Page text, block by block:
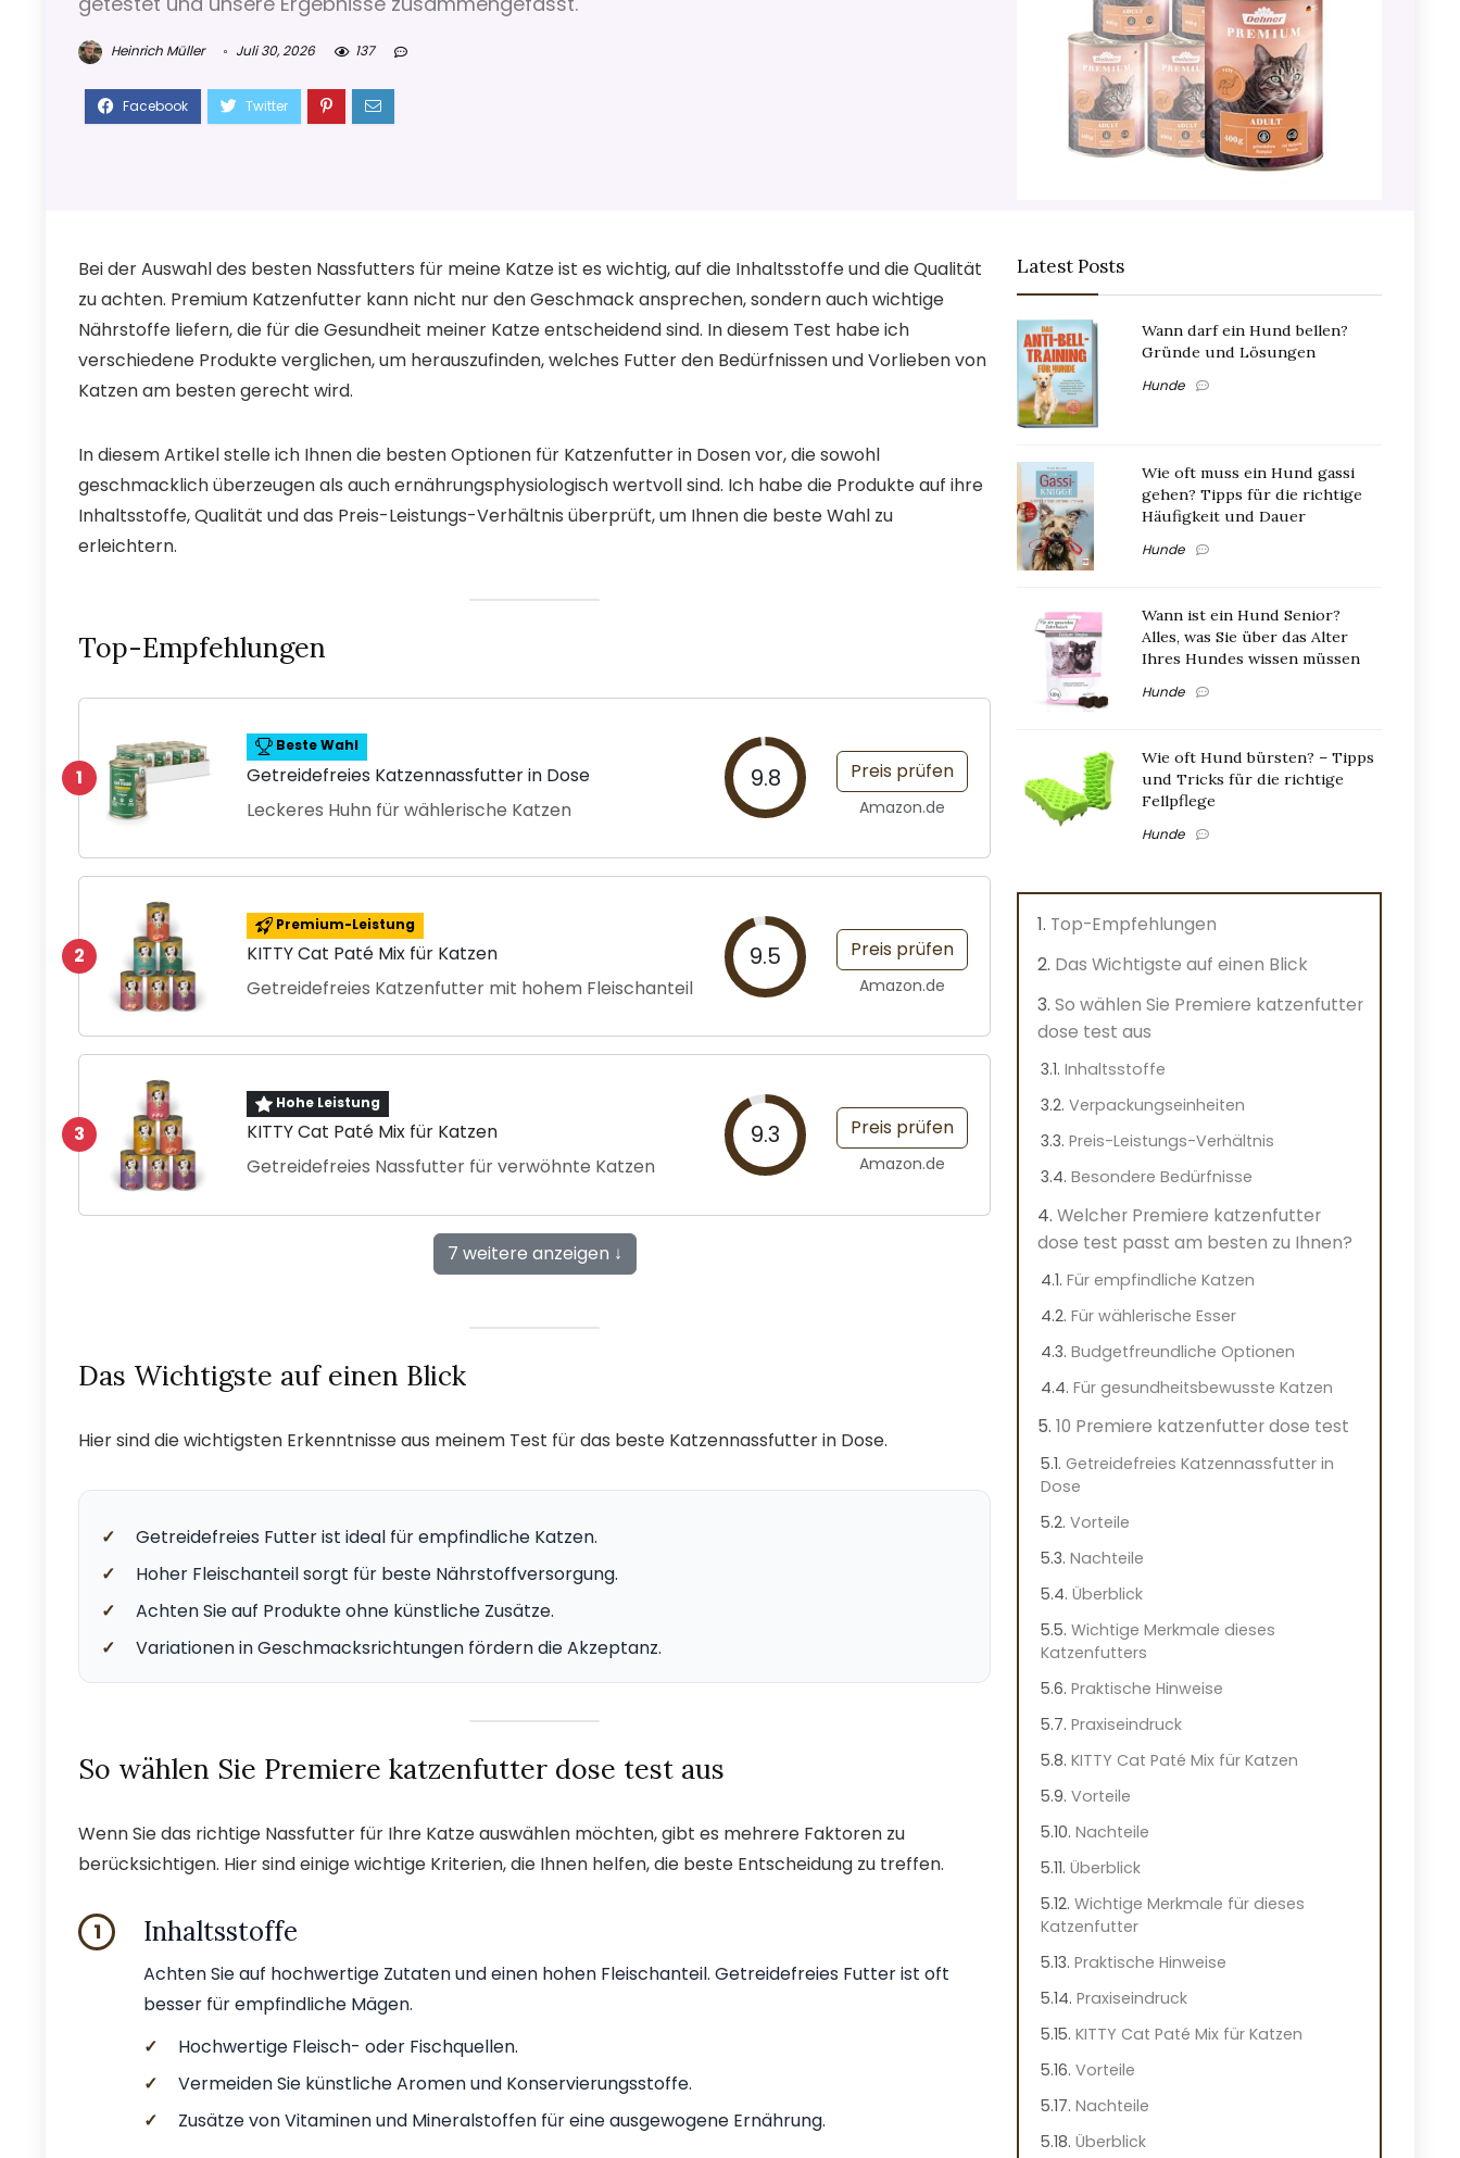
Heinrich Müller Juli 30, 2026 137
Bei der Auswahl des besten Nassfutters für meine Katze ist es wichtig, auf die Inhaltsstoffe und die Qualität
zu achten. Premium Katzenfutter kann nicht nur den Geschmack ansprechen, sondern auch wichtige
Nährstoffe liefern, die für die Gesundheit meiner Katze entscheidend sind. In diesem Test habe ich
verschiedene Produkte verglichen, um herauszufinden, welches Futter den Bedürfnissen und Vorlieben von
Katzen am besten gerecht wird.
In diesem Artikel stelle ich Ihnen die besten Optionen für Katzenfutter in Dosen vor, die sowohl
geschmacklich überzeugen als auch ernährungsphysiologisch wertvoll sind. Ich habe die Produkte auf ihre
Inhaltsstoffe, Qualität und das Preis-Leistungs-Verhältnis überprüft, um Ihnen die beste Wahl zu
erleichtern.
Top-Empfehlungen
1
Beste Wahl
Getreidefreies Katzennassfutter in Dose
Leckeres Huhn für wählerische Katzen
9.8 Preis prüfen
Amazon.de
2
Premium-Leistung
KITTY Cat Paté Mix für Katzen
Getreidefreies Katzenfutter mit hohem Fleischanteil
9.5 Preis prüfen
Amazon.de
3
Hohe Leistung
KITTY Cat Paté Mix für Katzen
Getreidefreies Nassfutter für verwöhnte Katzen
9.3 Preis prüfen
Amazon.de
7 weitere anzeigen ↓
Das Wichtigste auf einen Blick
Hier sind die wichtigsten Erkenntnisse aus meinem Test für das beste Katzennassfutter in Dose.
✓
Getreidefreies Futter ist ideal für empfindliche Katzen.
✓
Hoher Fleischanteil sorgt für beste Nährstoffversorgung.
✓
Achten Sie auf Produkte ohne künstliche Zusätze.
✓
Variationen in Geschmacksrichtungen fördern die Akzeptanz.
So wählen Sie Premiere katzenfutter dose test aus
Wenn Sie das richtige Nassfutter für Ihre Katze auswählen möchten, gibt es mehrere Faktoren zu
berücksichtigen. Hier sind einige wichtige Kriterien, die Ihnen helfen, die beste Entscheidung zu treffen.
1 Inhaltsstoffe
Achten Sie auf hochwertige Zutaten und einen hohen Fleischanteil. Getreidefreies Futter ist oft
besser für empfindliche Mägen.
✓
Hochwertige Fleisch- oder Fischquellen.
✓
Vermeiden Sie künstliche Aromen und Konservierungsstoffe.
✓
Zusätze von Vitaminen und Mineralstoffen für eine ausgewogene Ernährung.
Latest Posts
Wann darf ein Hund bellen?
Gründe und Lösungen
Hunde
Wie oft muss ein Hund gassi
gehen? Tipps für die richtige
Häufigkeit und Dauer
Hunde
Wann ist ein Hund Senior?
Alles, was Sie über das Alter
Ihres Hundes wissen müssen
Hunde
Wie oft Hund bürsten? – Tipps
und Tricks für die richtige
Fellpflege
Hunde
Top-Empfehlungen
Das Wichtigste auf einen Blick
So wählen Sie Premiere katzenfutter
dose test aus
Inhaltsstoffe
Verpackungseinheiten
Preis-Leistungs-Verhältnis
Besondere Bedürfnisse
Welcher Premiere katzenfutter
dose test passt am besten zu Ihnen?
Für empfindliche Katzen
Für wählerische Esser
Budgetfreundliche Optionen
Für gesundheitsbewusste Katzen
10 Premiere katzenfutter dose test
Getreidefreies Katzennassfutter in
Dose
Vorteile
Nachteile
Überblick
Wichtige Merkmale dieses
Katzenfutters
Praktische Hinweise
Praxiseindruck
KITTY Cat Paté Mix für Katzen
Vorteile
Nachteile
Überblick
Wichtige Merkmale für dieses
Katzenfutter
Praktische Hinweise
Praxiseindruck
KITTY Cat Paté Mix für Katzen
Vorteile
Nachteile
Überblick